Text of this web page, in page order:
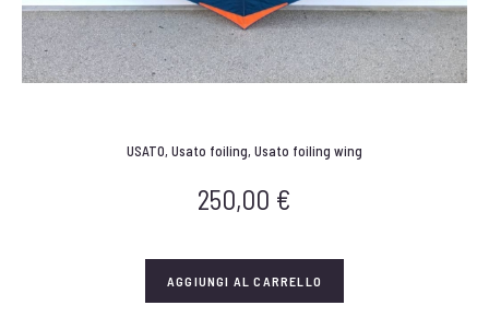
USATO, Usato foiling, Usato foiling wing
250,00 €
AGGIUNGI AL CARRELLO